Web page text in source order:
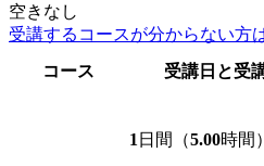
空きなし
受講するコースが分からない方
コース
受講日と受
1 日間（5.00時間）